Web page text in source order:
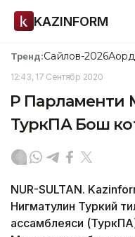
KAZINFORM
Тренд:Сайлов-2026
12:43, 17 Сентябр 2020
ҚР
ТуркПА Бош
NUR-SULTAN.
Нигматулин Туркий
ассамблеяси